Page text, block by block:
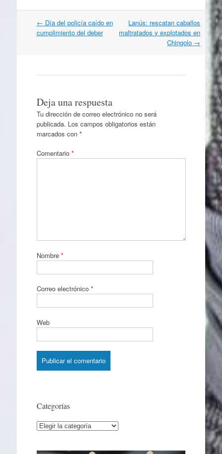
Navegación
por
← Día del policía caído en
cumplimiento del deber
Lanús: rescatan caballos
maltratados y explotados en
Chingolo →
Deja una respuesta
Tu dirección de correo electrónico no será
publicada. Los campos obligatorios están
marcados con *
Comentario *
Nombre *
Correo electrónico *
Web
Categorías
Categorías